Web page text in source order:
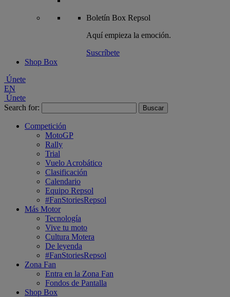
Boletín Box Repsol
Aquí empieza la emoción.
Suscríbete
Shop Box
Únete
EN
Únete
Search for:
Competición
MotoGP
Rally
Trial
Vuelo Acrobático
Clasificación
Calendario
Equipo Repsol
#FanStoriesRepsol
Más Motor
Tecnología
Vive tu moto
Cultura Motera
De leyenda
#FanStoriesRepsol
Zona Fan
Entra en la Zona Fan
Fondos de Pantalla
Shop Box